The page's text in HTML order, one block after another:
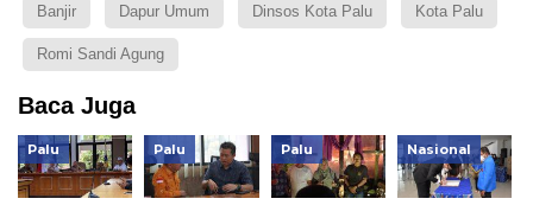
Banjir Dapur Umum Dinsos Kota Palu Kota Palu
Romi Sandi Agung
Baca Juga
Palu Palu Palu Nasional